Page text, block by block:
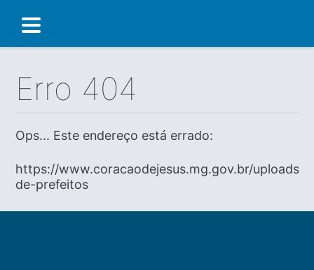
Erro 404
Ops... Este endereço está errado:
https://www.coracaodejesus.mg.gov.br/uploads/
de-prefeitos